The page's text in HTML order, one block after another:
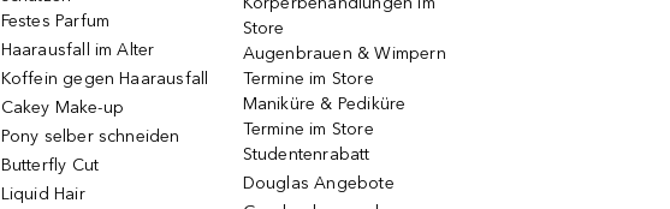
Festes Parfum
Haarausfall im Alter
Koffein gegen Haarausfall
Cakey Make-up
Pony selber schneiden
Butterfly Cut
Liquid Hair
Store
Augenbrauen & Wimpern
Termine im Store
Maniküre & Pediküre
Termine im Store
Studentenrabatt
Douglas Angebote